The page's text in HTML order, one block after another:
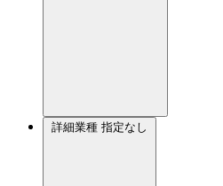
詳細業種 指定なし